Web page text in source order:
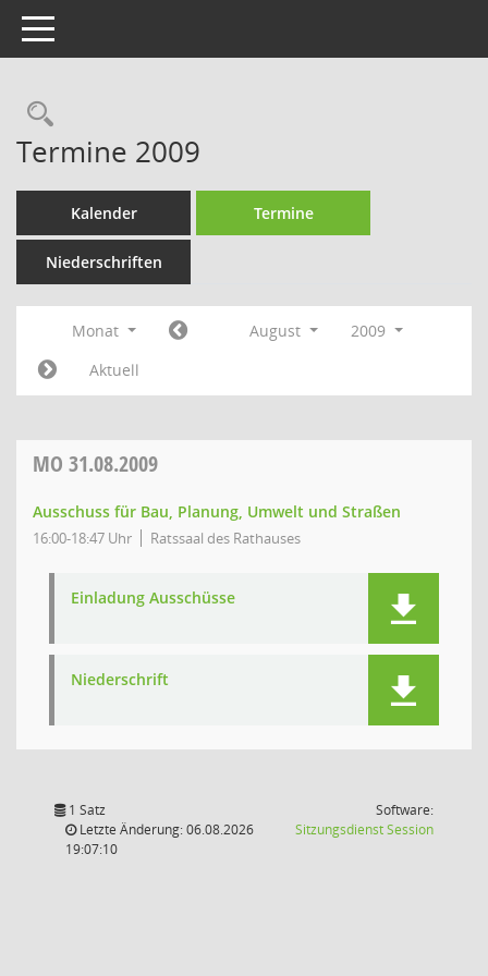
Toggle navigation
Rechercheauswahl
Termine 2009
Kalender Termine
Niederschriften
Monat August
2009
Aktuell
MO 31.08.2009
Ausschuss für Bau, Planung, Umwelt und Straßen
16:00-18:47 Uhr Ratssaal des Rathauses
Einladung Ausschüsse
Niederschrift
1 Satz
Letzte Änderung: 06.08.2026
19:07:10
Software:
SitzungsdienstSession(Wird in